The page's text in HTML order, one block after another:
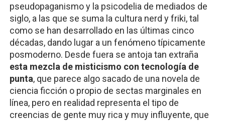
pseudopaganismo y la psicodelia de mediados de
siglo, a las que se suma la cultura nerd y friki, tal
como se han desarrollado en las últimas cinco
décadas, dando lugar a un fenómeno típicamente
posmoderno. Desde fuera se antoja tan extraña
esta mezcla de misticismo con tecnología de
punta, que parece algo sacado de una novela de
ciencia ficción o propio de sectas marginales en
línea, pero en realidad representa el tipo de
creencias de gente muy rica y muy influyente, que